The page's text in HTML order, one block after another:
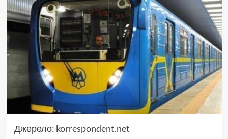
Джерело: korrespondent.net